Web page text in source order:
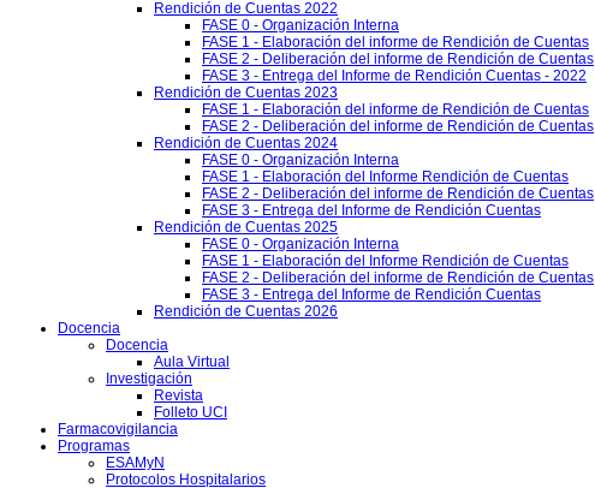
Rendición de Cuentas 2022
FASE 0 - Organización Interna
FASE 1 - Elaboración del informe de Rendición de Cuentas
FASE 2 - Deliberación del informe de Rendición de Cuentas
FASE 3 - Entrega del Informe de Rendición Cuentas - 2022
Rendición de Cuentas 2023
FASE 1 - Elaboración del informe de Rendición de Cuentas
FASE 2 - Deliberación del informe de Rendición de Cuentas
Rendición de Cuentas 2024
FASE 0 - Organización Interna
FASE 1 - Elaboración del Informe Rendición de Cuentas
FASE 2 - Deliberación del informe de Rendición de Cuentas
FASE 3 - Entrega del Informe de Rendición Cuentas
Rendición de Cuentas 2025
FASE 0 - Organización Interna
FASE 1 - Elaboración del Informe Rendición de Cuentas
FASE 2 - Deliberación del informe de Rendición de Cuentas
FASE 3 - Entrega del Informe de Rendición Cuentas
Rendición de Cuentas 2026
Docencia
Docencia
Aula Virtual
Investigación
Revista
Folleto UCI
Farmacovigilancia
Programas
ESAMyN
Protocolos Hospitalarios